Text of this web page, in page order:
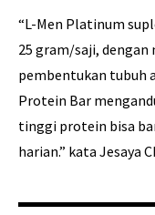
“L-Men Platinum
25 gram/saji,
pembentukan tubuh
Protein Bar
tinggi protein bisa
harian.” kata Jesaya